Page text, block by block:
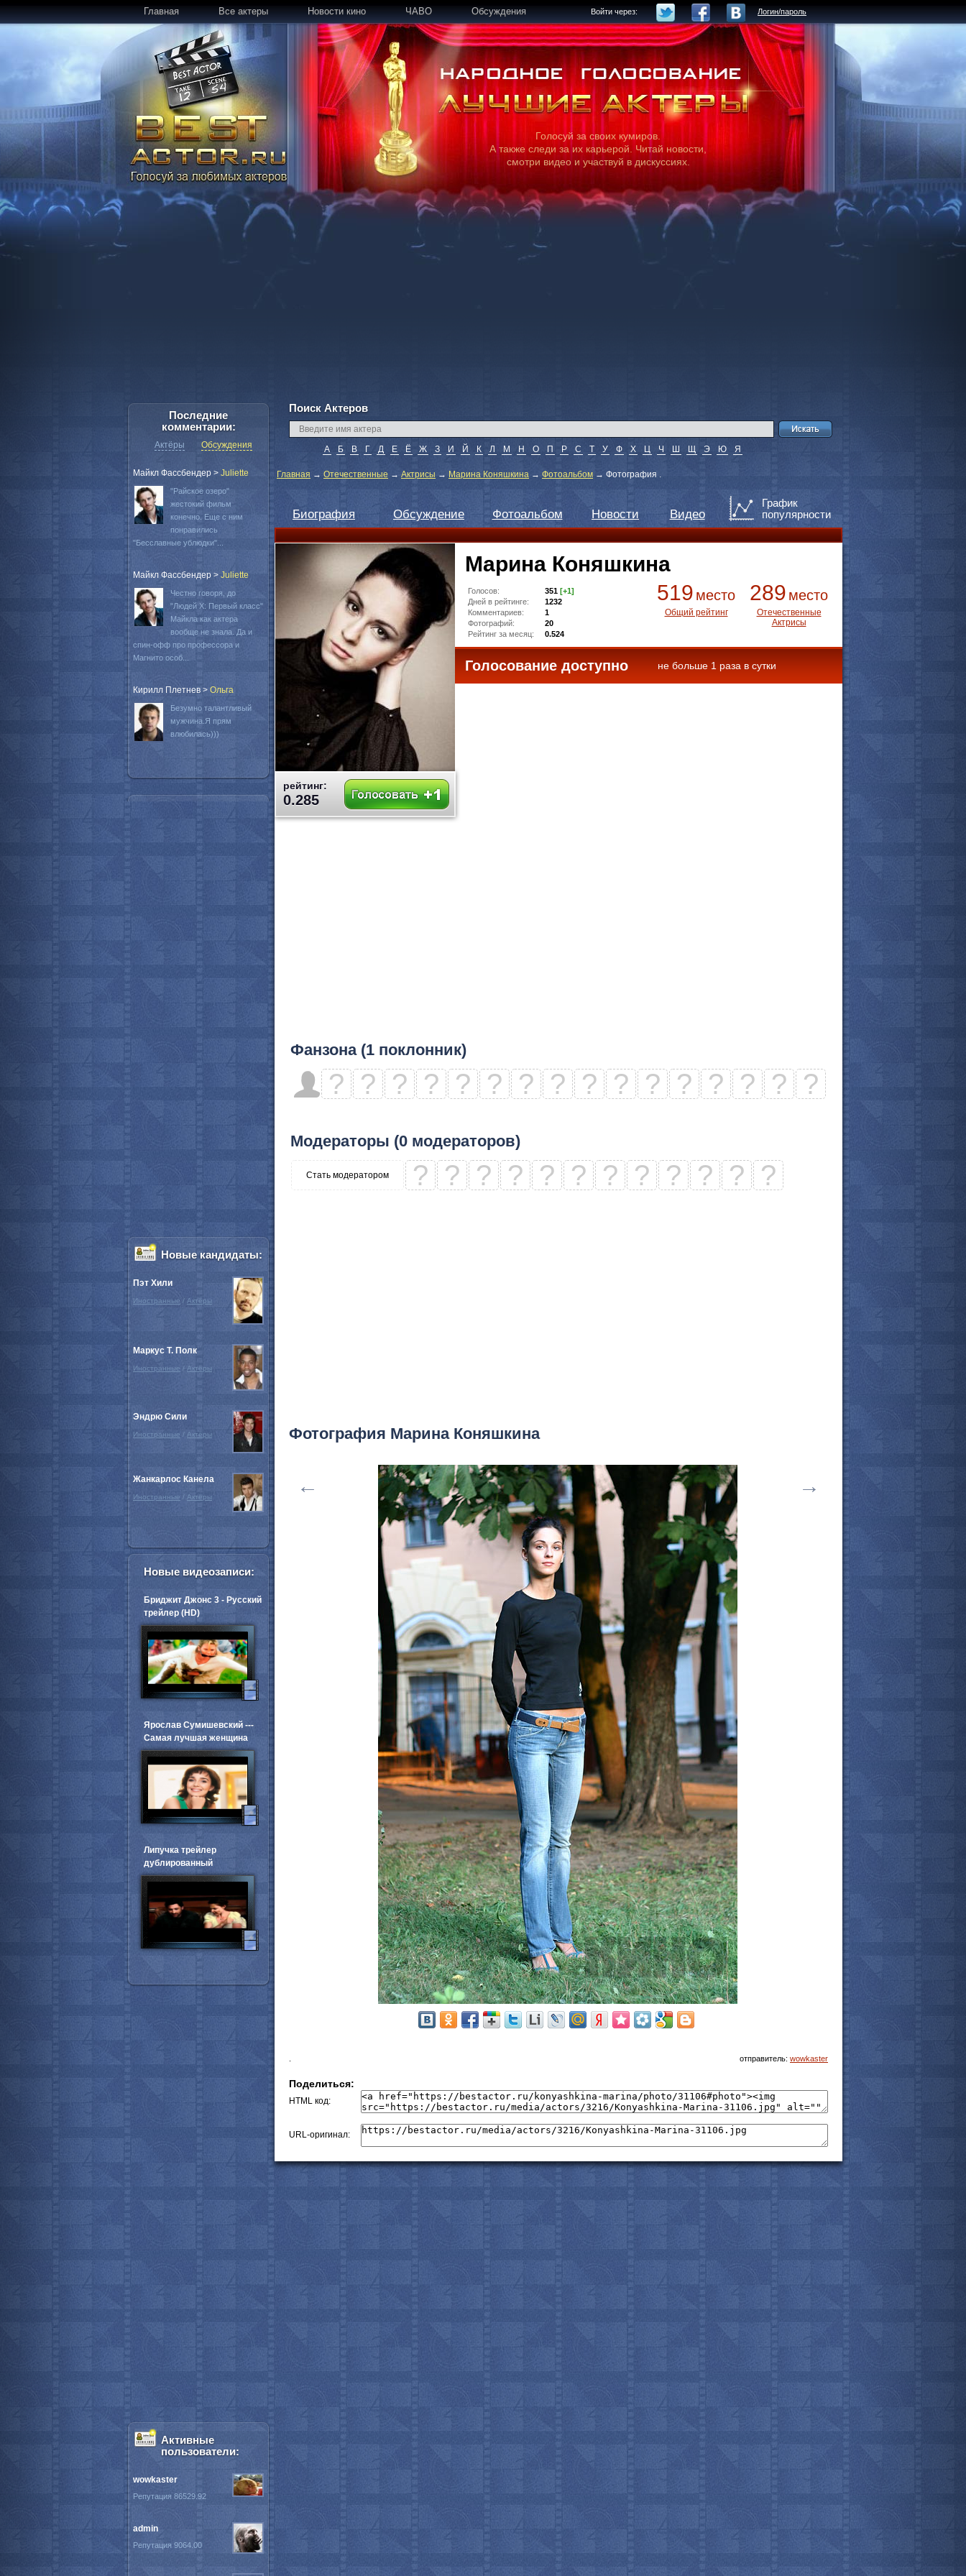
Главная Все актеры Новости кино ЧАВО Обсуждения Войти через: Логин/пароль
Голосуй за своих кумиров.
А также следи за их карьерой. Читай новости,
смотри видео и участвуй в дискуссиях.
Поиск Актеров
А Б В Г Д Е Ё Ж З И Й К Л М Н О П Р С Т У Ф Х Ц Ч Ш Щ Э Ю Я
Главная → Отечественные → Актрисы → Марина Коняшкина → Фотоальбом → Фотография .
Биография Обсуждение Фотоальбом Новости Видео
График
популярности
рейтинг:
0.285
Марина Коняшкина
519 место
Общий рейтинг
289 место
Отечественные
Актрисы
Голосов: 351 [+1]
Дней в рейтинге:
1232
Комментариев:
1
Фотографий:
20
Рейтинг за месяц:
0.524
Голосование доступно не больше 1 раза в сутки
Фанзона (1 поклонник)
? ? ? ? ? ? ? ? ? ? ? ? ? ? ? ?
Модераторы (0 модераторов)
Стать модератором ? ? ? ? ? ? ? ? ? ? ? ?
Фотография Марина Коняшкина
← →
отправитель: wowkaster
Поделиться:
HTML код:
URL-оригинал:
Последние
комментарии:
Актёры Обсуждения
Майкл Фассбендер > Juliette
"Райское озеро"
жестокий фильм
конечно. Еще с ним
понравились
"Бесславные ублюдки"...
Майкл Фассбендер > Juliette
Честно говоря, до
"Людей Х: Первый класс"
Майкла как актера
вообще не знала. Да и
спин-офф про профессора и
Магнито особ...
Кирилл Плетнев > Oльга
Безумно талантливый
мужчина.Я прям
влюбилась)))
Новые кандидаты:
Пэт Хили
Иностранные / Актёры
Маркус Т. Полк
Иностранные / Актёры
Эндрю Сили
Иностранные / Актёры
Жанкарлос Канела
Иностранные / Актёры
все актёры
Новые видеозаписи:
Бриджит Джонс 3 - Русский
трейлер (HD)
Ярослав Сумишевский ---
Самая лучшая женщина
Липучка трейлер
дублированный
смотреть всё
Активные
пользователи:
wowkaster
Репутация 86529.92
admin
Репутация 9064.00